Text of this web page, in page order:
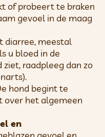
of probeert te braken
gevoel in de maag
diarree, meestal
u bloed in de
raadpleeg dan zo
hond begint te
over het algemeen
en